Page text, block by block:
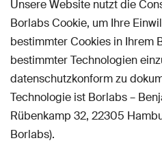
Unsere Website nutzt die
Borlabs Cookie, um Ihre
bestimmter Cookies in Ihrem
bestimmter Technologien
datenschutzkonform zu
Technologie ist Borlabs –
Rübenkamp 32, 22305
Borlabs).